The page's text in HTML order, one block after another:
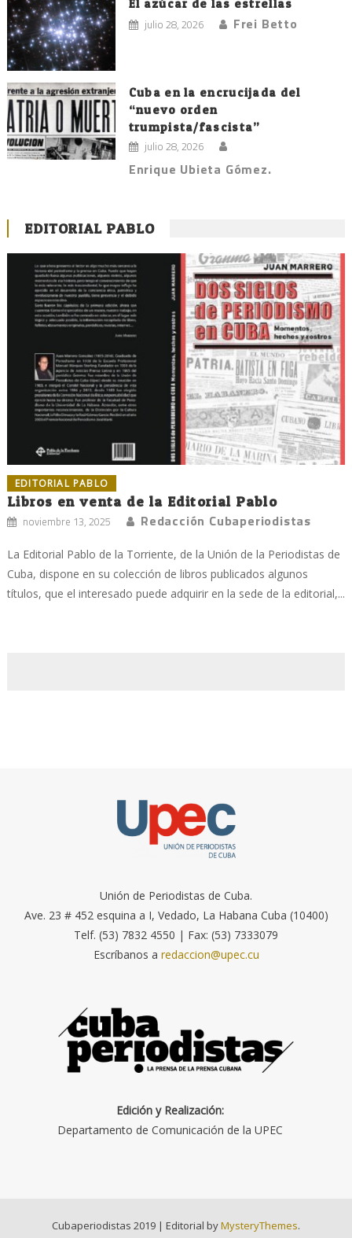
El azúcar de las estrellas
julio 28, 2026 Frei Betto
Cuba en la encrucijada del
“nuevo orden
trumpista/fascista”
julio 28, 2026
Enrique Ubieta Gómez.
EDITORIAL PABLO
EDITORIAL PABLO
Libros en venta de la Editorial Pablo
noviembre 13, 2025 Redacción Cubaperiodistas
La Editorial Pablo de la Torriente, de la Unión de la Periodistas de
Cuba, dispone en su colección de libros publicados algunos
títulos, que el interesado puede adquirir en la sede de la editorial,...
Unión de Periodistas de Cuba.
Ave. 23 # 452 esquina a I, Vedado, La Habana Cuba (10400)
Telf. (53) 7832 4550 | Fax: (53) 7333079
Escríbanos a redaccion@upec.cu
Edición y Realización:
Departamento de Comunicación de la UPEC
Cubaperiodistas 2019 | Editorial byMysteryThemes.